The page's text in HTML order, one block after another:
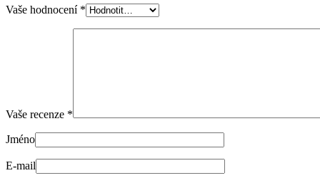
Vaše hodnocení *
Vaše recenze *
Jméno
E-mail